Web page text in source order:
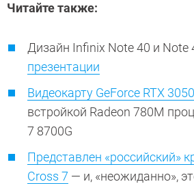
Читайте также:
Дизайн Infinix Note 40 и Note
презентации
Видеокарту GeForce RTX
встройкой Radeon 780M
7 8700G
Представлен «российский»
Cross 7 — и, «неожиданно»,